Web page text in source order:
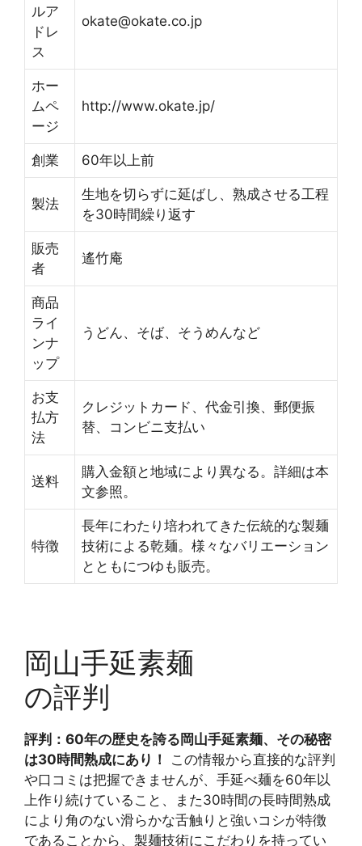
ルア
ドレ
ス
okate@okate.co.jp
ホー
ムペ
ージ
http://www.okate.jp/
創業 60年以上前
製法
生地を切らずに延ばし、熟成させる工程
を30時間繰り返す
販売
者
遙竹庵
商品
ライ
ンナ
ップ
うどん、そば、そうめんなど
お支
払方
法
クレジットカード、代金引換、郵便振
替、コンビニ支払い
送料
購入金額と地域により異なる。詳細は本
文参照。
特徴
長年にわたり培われてきた伝統的な製麺
技術による乾麺。様々なバリエーション
とともにつゆも販売。
岡山手延素麺
の評判
評判：60年の歴史を誇る岡山手延素麺、その秘密
は30時間熟成にあり！
この情報から直接的な評判
や口コミは把握できませんが、手延べ麺を60年以
上作り続けていること、また30時間の長時間熟成
により角のない滑らかな舌触りと強いコシが特徴
であることから、製麺技術にこだわりを持ってい